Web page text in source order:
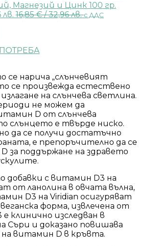
Магнезий и Цинк 100 гр.
лв. 16,85€/ 32,96 лв.с ДДС
се нарича „слънчевият
се произвежда естествено
на слънчева светлина.
не можем да
D от слънчева
слънцето е твърде ниско.
да се получи достатъчно
е препоръчително да се
за поддържане на здравето
добавки с витамин D3 на
от ланолина в овчата вълна,
D3 на Viridian осигуряват
форма, извлечена от
клинично изследван в
Съри и доказано повишава
витамин D в кръвта.